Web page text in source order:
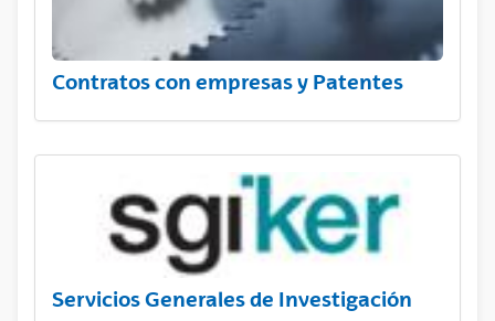
Contratos con empresas y Patentes
Servicios Generales de Investigación